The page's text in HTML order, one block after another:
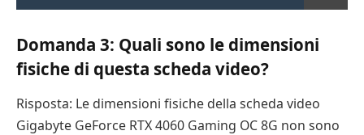
Domanda 3: Quali sono le dimensioni
fisiche di questa scheda video?
Risposta: Le dimensioni fisiche della scheda video
Gigabyte GeForce RTX 4060 Gaming OC 8G non sono